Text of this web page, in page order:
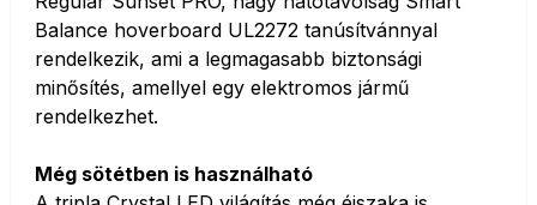
Balance hoverboard UL2272 tanúsítvánnyal
rendelkezik, ami a legmagasabb biztonsági
minősítés, amellyel egy elektromos jármű
rendelkezhet.
Még sötétben is használható